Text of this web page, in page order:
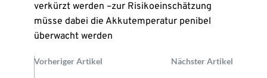
verkürzt werden –zur Risikoeinschätzung
müsse dabei die Akkutemperatur penibel
überwacht werden
Vorheriger Artikel Nächster Artikel